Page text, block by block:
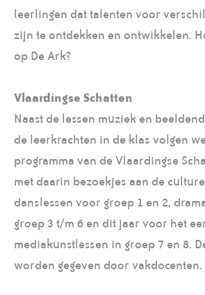
leerlingen dat talenten voor
zijn te ontdekken en ontwikkelen.
op De Ark?
Vlaardingse Schatten
Naast de lessen muziek en
de leerkrachten in de klas volgen
programma van de Vlaardingse
met daarin bezoekjes aan de
danslessen voor groep 1 en 2,
groep 3 t/m 6 en dit jaar voor het
mediakunstlessen in groep 7 en 8.
worden gegeven door vakdocenten.